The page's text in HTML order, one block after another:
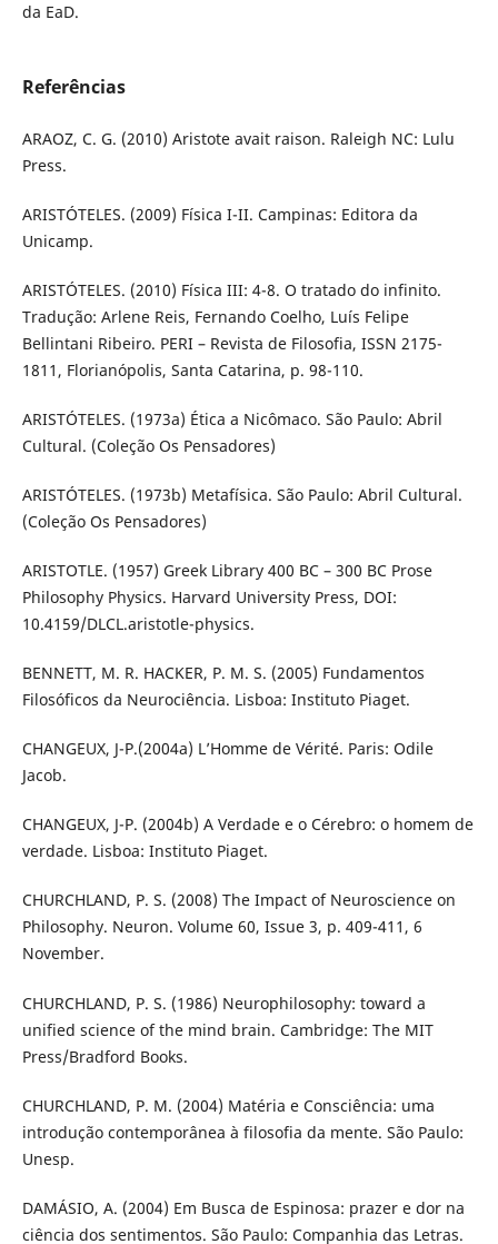
da EaD.
Referências
ARAOZ, C. G. (2010) Aristote avait raison. Raleigh NC: Lulu
Press.
ARISTÓTELES. (2009) Física I-II. Campinas: Editora da
Unicamp.
ARISTÓTELES. (2010) Física III: 4-8. O tratado do infinito.
Tradução: Arlene Reis, Fernando Coelho, Luís Felipe
Bellintani Ribeiro. PERI – Revista de Filosofia, ISSN 2175-
1811, Florianópolis, Santa Catarina, p. 98-110.
ARISTÓTELES. (1973a) Ética a Nicômaco. São Paulo: Abril
Cultural. (Coleção Os Pensadores)
ARISTÓTELES. (1973b) Metafísica. São Paulo: Abril Cultural.
(Coleção Os Pensadores)
ARISTOTLE. (1957) Greek Library 400 BC – 300 BC Prose
Philosophy Physics. Harvard University Press, DOI:
10.4159/DLCL.aristotle-physics.
BENNETT, M. R. HACKER, P. M. S. (2005) Fundamentos
Filosóficos da Neurociência. Lisboa: Instituto Piaget.
CHANGEUX, J-P.(2004a) L’Homme de Vérité. Paris: Odile
Jacob.
CHANGEUX, J-P. (2004b) A Verdade e o Cérebro: o homem de
verdade. Lisboa: Instituto Piaget.
CHURCHLAND, P. S. (2008) The Impact of Neuroscience on
Philosophy. Neuron. Volume 60, Issue 3, p. 409-411, 6
November.
CHURCHLAND, P. S. (1986) Neurophilosophy: toward a
unified science of the mind brain. Cambridge: The MIT
Press/Bradford Books.
CHURCHLAND, P. M. (2004) Matéria e Consciência: uma
introdução contemporânea à filosofia da mente. São Paulo:
Unesp.
DAMÁSIO, A. (2004) Em Busca de Espinosa: prazer e dor na
ciência dos sentimentos. São Paulo: Companhia das Letras.